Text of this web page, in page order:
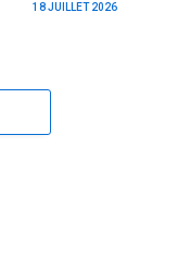
18 JUILLET 2026